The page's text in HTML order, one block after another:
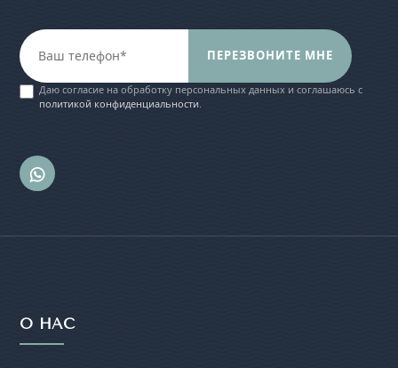
ПЕРЕЗВОНИТЕ МНЕ
Даю согласие на обработку персональных данных и соглашаюсь c
политикой конфиденциальности.
О НАС